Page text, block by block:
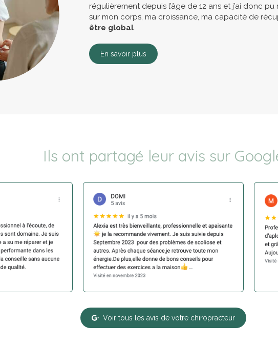
régulièrement depuis l’âge de 12 ans et j’ai donc
sur mon corps, ma croissance, ma capacité de
être global.
En savoir plus
Ils ont partagé leur avis sur
Voir tous les avis de votre chiropracteur